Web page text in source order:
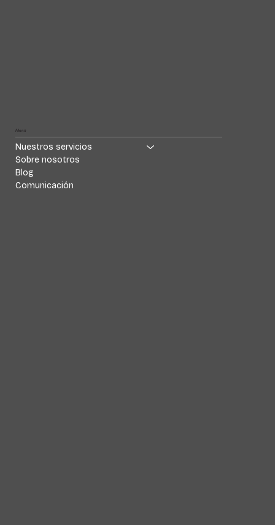
Menü
Nuestros servicios
Sobre nosotros
Blog
Comunicación